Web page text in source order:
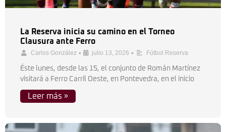
La Reserva inicia su camino en el Torneo
Clausura ante Ferro
Carlos González • julio 13, 2026 • Fútbol Reserva
Éste lunes, desde las 15, el conjunto de Román Martínez
visitará a Ferro Carril Oeste, en Pontevedra, en el inicio
Leer más »